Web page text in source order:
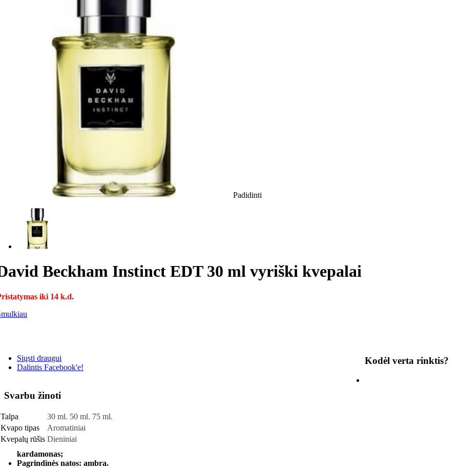
Padidinti
Beckham Instinct EDT 30 ml vyriški kvepalai
iki 14 k.d.
Siųsti draugui
Dalintis Facebook'e!
Svarbu žinoti
Talpa
30 ml. 50 ml. 75 ml.
Kvapo tipas
Aromatiniai
Kvepalų rūšis Dieniniai
Kodėl verta rinktis?
kardamonas;
Pagrindinės natos: ambra.